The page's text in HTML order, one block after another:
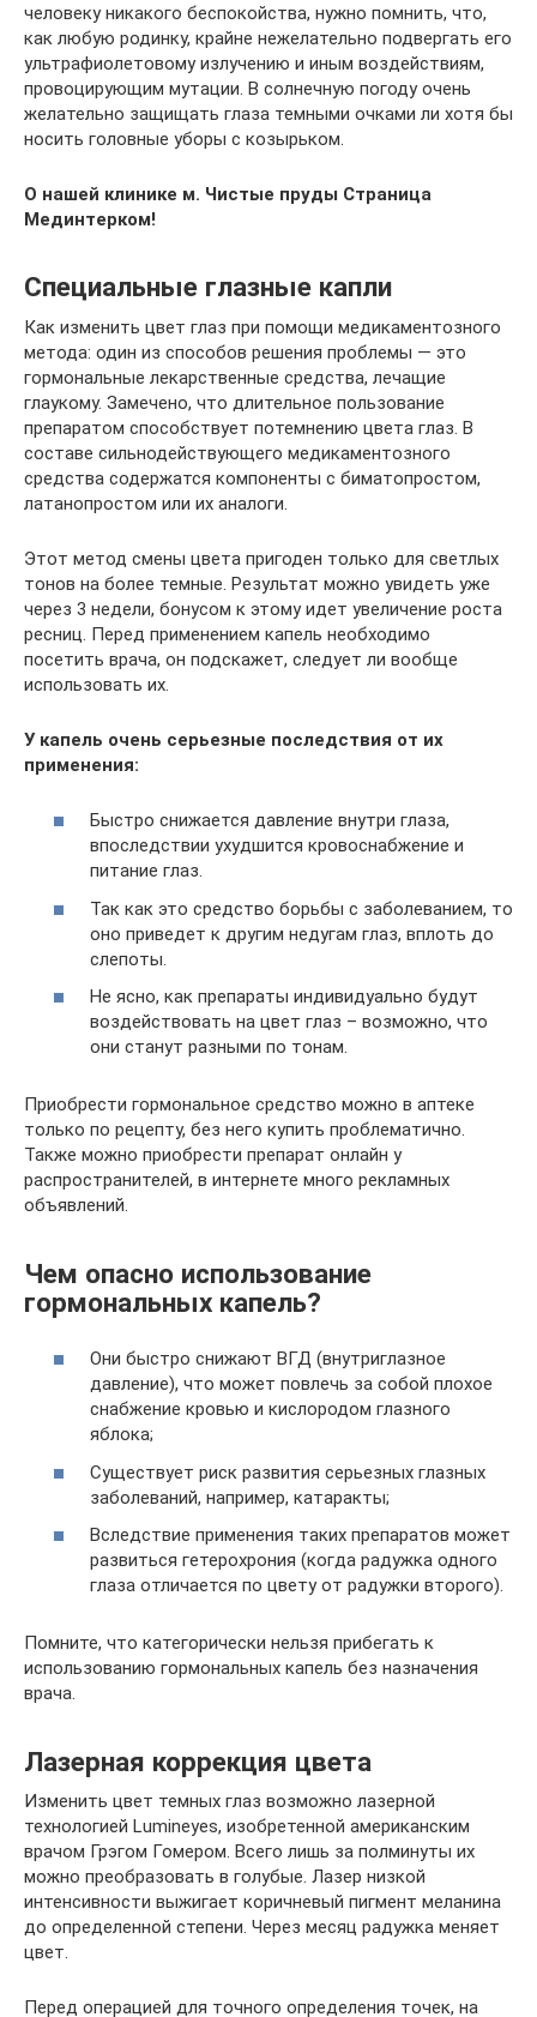
человеку никакого беспокойства, нужно помнить, что,
как любую родинку, крайне нежелательно подвергать его
ультрафиолетовому излучению и иным воздействиям,
провоцирующим мутации. В солнечную погоду очень
желательно защищать глаза темными очками ли хотя бы
носить головные уборы с козырьком.
О нашей клинике м. Чистые пруды Страница
Мединтерком!
Специальные глазные капли
Как изменить цвет глаз при помощи медикаментозного
метода: один из способов решения проблемы — это
гормональные лекарственные средства, лечащие
глаукому. Замечено, что длительное пользование
препаратом способствует потемнению цвета глаз. В
составе сильнодействующего медикаментозного
средства содержатся компоненты с биматопростом,
латанопростом или их аналоги.
Этот метод смены цвета пригоден только для светлых
тонов на более темные. Результат можно увидеть уже
через 3 недели, бонусом к этому идет увеличение роста
ресниц. Перед применением капель необходимо
посетить врача, он подскажет, следует ли вообще
использовать их.
У капель очень серьезные последствия от их
применения:
Быстро снижается давление внутри глаза,
впоследствии ухудшится кровоснабжение и
питание глаз.
Так как это средство борьбы с заболеванием, то
оно приведет к другим недугам глаз, вплоть до
слепоты.
Не ясно, как препараты индивидуально будут
воздействовать на цвет глаз – возможно, что
они станут разными по тонам.
Приобрести гормональное средство можно в аптеке
только по рецепту, без него купить проблематично.
Также можно приобрести препарат онлайн у
распространителей, в интернете много рекламных
объявлений.
Чем опасно использование
гормональных капель?
Они быстро снижают ВГД (внутриглазное
давление), что может повлечь за собой плохое
снабжение кровью и кислородом глазного
яблока;
Существует риск развития серьезных глазных
заболеваний, например, катаракты;
Вследствие применения таких препаратов может
развиться гетерохрония (когда радужка одного
глаза отличается по цвету от радужки второго).
Помните, что категорически нельзя прибегать к
использованию гормональных капель без назначения
врача.
Лазерная коррекция цвета
Изменить цвет темных глаз возможно лазерной
технологией Lumineyes, изобретенной американским
врачом Грэгом Гомером. Всего лишь за полминуты их
можно преобразовать в голубые. Лазер низкой
интенсивности выжигает коричневый пигмент меланина
до определенной степени. Через месяц радужка меняет
цвет.
Перед операцией для точного определения точек, на